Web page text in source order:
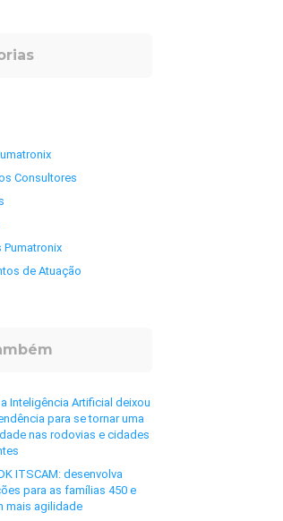
Consultores
Pumatronix
de Atuação
Inteligência Artificial deixou
para se tornar uma
nas rodovias e cidades
ITSCAM: desenvolva
para as famílias 450 e
mais agilidade